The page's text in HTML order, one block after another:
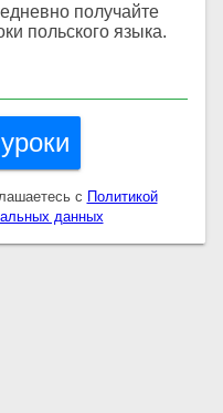
получайте
польского языка.
с Политикой
данных